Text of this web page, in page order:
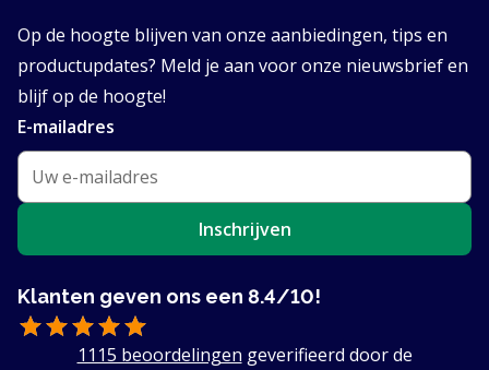
Op de hoogte blijven van onze aanbiedingen, tips en
productupdates? Meld je aan voor onze nieuwsbrief en
blijf op de hoogte!
E-mailadres
Inschrijven
Klanten geven ons een 8.4/10!
1115 beoordelingen geverifieerd door de